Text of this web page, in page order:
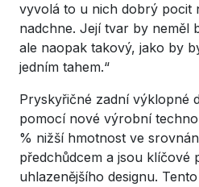
vyvolá to u nich dobrý pocit
nadchne. Její tvar by neměl
ale naopak takový, jako by
jedním tahem.“
Pryskyřičné zadní výklopné
pomocí nové výrobní
% nižší hmotnost ve
předchůdcem a jsou klíčové
uhlazenějšího designu.